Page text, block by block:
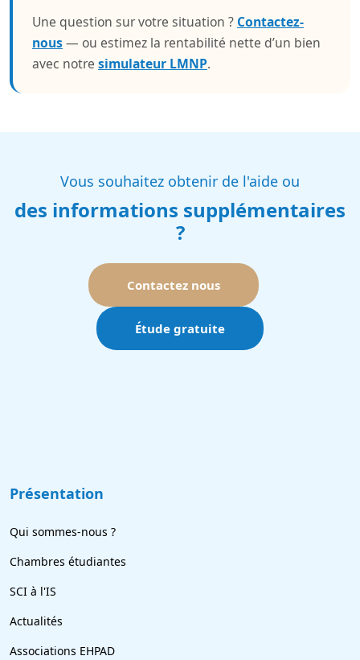
Une question sur votre situation ? Contactez-
nous— ou estimez la rentabilité nette d’un bien
avec notre simulateur LMNP.
Vous souhaitez obtenir de l'aide ou
des informations supplémentaires
?
Contactez nous
Étude gratuite
Présentation
Qui sommes-nous ?
Chambres étudiantes
SCI à l'IS
Actualités
Associations EHPAD